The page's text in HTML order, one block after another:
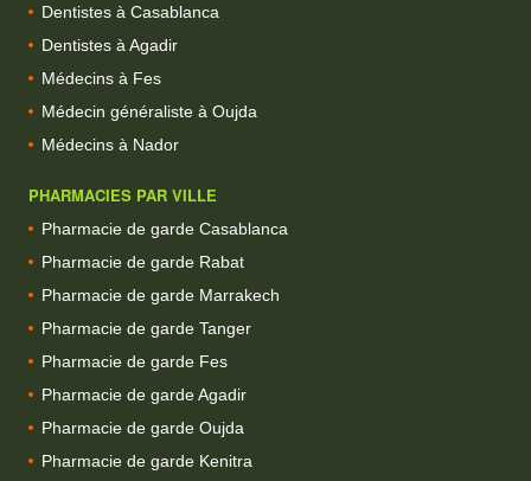
Dentistes à Casablanca
Dentistes à Agadir
Médecins à Fes
Médecin généraliste à Oujda
Médecins à Nador
PHARMACIES PAR VILLE
Pharmacie de garde Casablanca
Pharmacie de garde Rabat
Pharmacie de garde Marrakech
Pharmacie de garde Tanger
Pharmacie de garde Fes
Pharmacie de garde Agadir
Pharmacie de garde Oujda
Pharmacie de garde Kenitra